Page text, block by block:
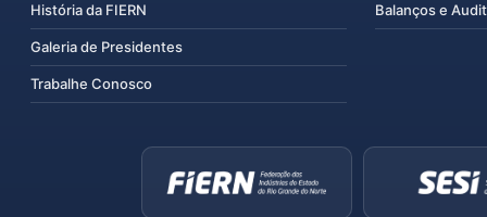
História da FIERN
Galeria de Presidentes
Trabalhe Conosco
Balanços e